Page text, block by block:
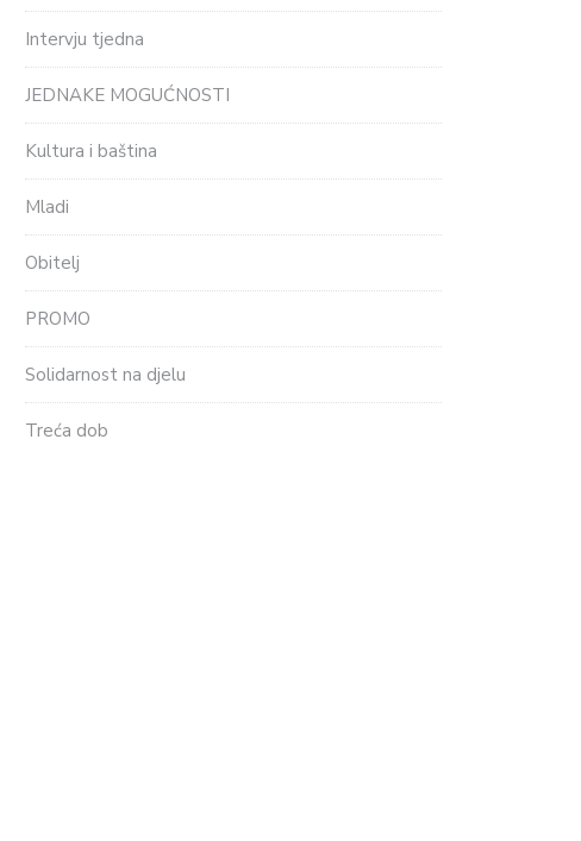
Intervju tjedna
JEDNAKE MOGUĆNOSTI
Kultura i baština
Mladi
Obitelj
PROMO
Solidarnost na djelu
Treća dob